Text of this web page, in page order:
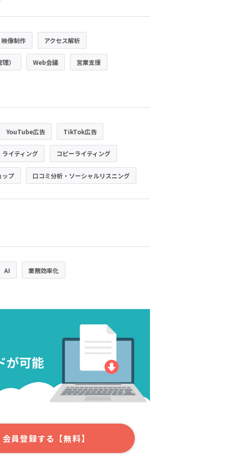
像制作 アクセス解析
） Web会議 営業支援
YouTube広告 TikTok広告
イティング コピーライティング
ップ 口コミ分析・ソーシャルリスニング
AI 業務効率化
会員登録する【無料】